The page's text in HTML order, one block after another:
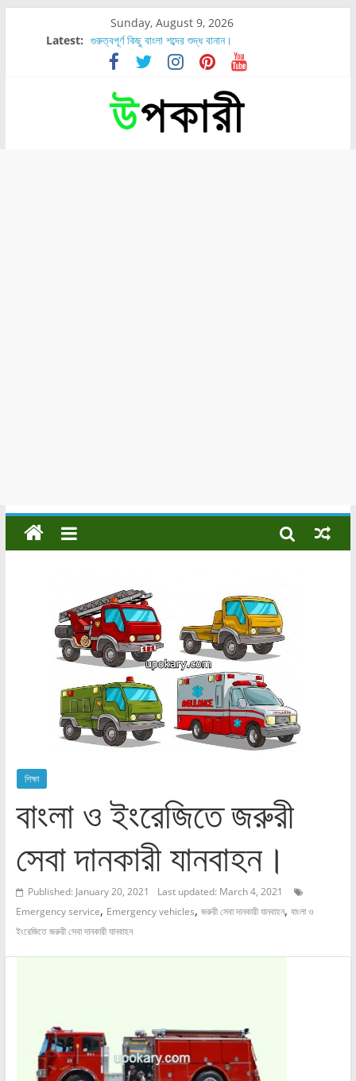
Sunday, August 9, 2026
Latest: গুরুত্বপূর্ণ কিছু বাংলা শব্দের শুদ্ধ বানান।
শরীরের কোন অংশে বেডসোর বেশি হয়?
নাসাল টিউব কতদিন রাখা যায়?
রোগীর পিঠ, কোমর এবং পায়ে বেডসোর দেখা গেলে করণীয় কি?
পার্সিমন ফলের স্বাস্থ্য ও পুষ্টি উপকারিতা।
শিক্ষা
বাংলা ও ইংরেজিতে জরুরী
সেবা দানকারী যানবাহন।
Published: January 20, 2021
Last updated: March 4, 2021
Emergency service, Emergency vehicles, জরুরী সেবা দানকারী যানবাহন, বাংলা ও
ইংরেজিতে জরুরী সেবা দানকারী যানবাহন